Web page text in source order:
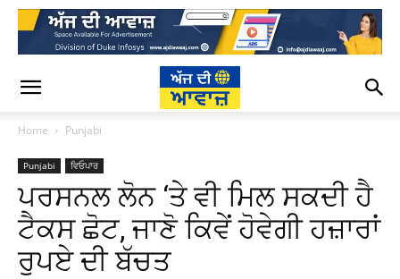
Home Punjabi
Punjabi ਵਿਓਪਾਰ
ਪਰਸਨਲ ਲੋਨ ‘ਤੇ ਵੀ ਮਿਲ ਸਕਦੀ ਹੈ
ਟੈਕਸ ਛੋਟ, ਜਾਣੋ ਕਿਵੇਂ ਹੋਵੇਗੀ ਹਜ਼ਾਰਾਂ
ਰੁਪਏ ਦੀ ਬੱਚਤ